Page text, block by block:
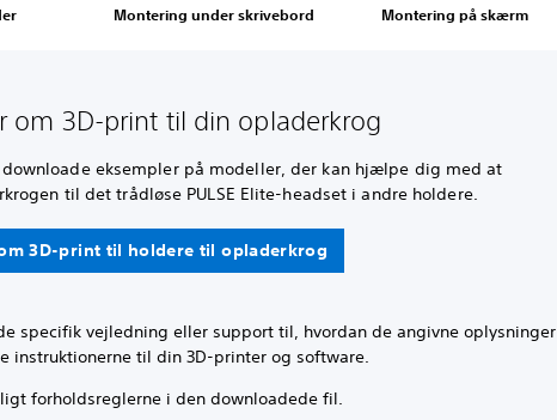
Montering under skrivebord Montering på skærm
om 3D-print til din opladerkrog
downloade eksempler på modeller, der kan hjælpe dig med at
til det trådløse PULSE Elite-headset i andre holdere.
3D-print til holdere til opladerkrog
specifik vejledning eller support til, hvordan de angivne oplysninger
instruktionerne til din 3D-printer og software.
forholdsreglerne i den downloadede fil.